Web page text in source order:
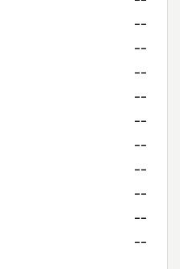
--
--
--
--
--
--
--
--
--
--